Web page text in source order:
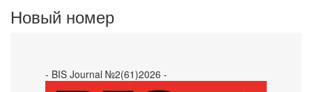
Новый номер
- BIS Journal №2(61)2026 -